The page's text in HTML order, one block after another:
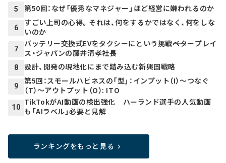
5 第50回：なぜ「優秀なマネジャー」ほど経営に嫌われるのか
6
すごい上司の心得。それは、何をするかではなく、何をしな
いのか
7
バッテリー交換式EVをタクシーにという挑戦――ベタープレイ
ス・ジャパンの藤井清孝社長
8 設計、開発の現地化にまで踏み込む新興国戦略
9
第5回：スモールハピネスの「型」：インプット（I）～つなぐ
（T）～アウトプット（O）: ITO
10
TikTokがAI動画の検出強化 ハーランド選手の人気動画
も「AIラベル」必要と見解
ランキングをもっと見る